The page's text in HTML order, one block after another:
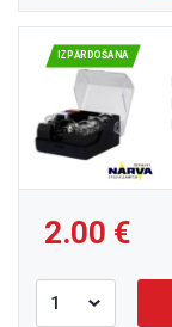
IZPĀRDOŠANA
2.00